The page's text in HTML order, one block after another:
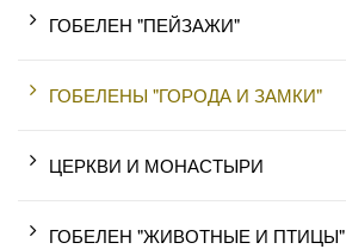
ГОБЕЛЕН "ПЕЙЗАЖИ"
ГОБЕЛЕНЫ "ГОРОДА И ЗАМКИ"
ЦЕРКВИ И МОНАСТЫРИ
ГОБЕЛЕН "ЖИВОТНЫЕ И ПТИЦЫ"